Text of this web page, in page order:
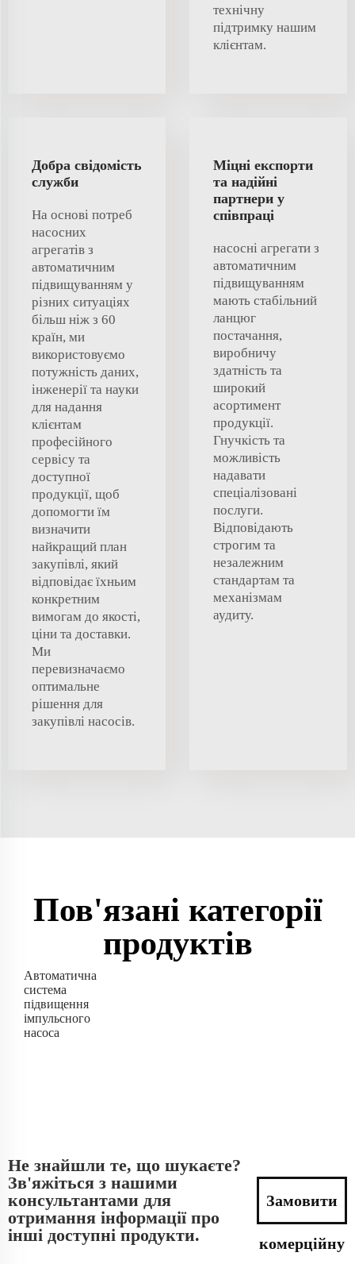
технічну
підтримку нашим
клієнтам.
Добра свідомість
служби
На основі потреб
насосних
агрегатів з
автоматичним
підвищуванням у
різних ситуаціях
більш ніж з 60
країн, ми
використовуємо
потужність даних,
інженерії та науки
для надання
клієнтам
професійного
сервісу та
доступної
продукції, щоб
допомогти їм
визначити
найкращий план
закупівлі, який
відповідає їхньим
конкретним
вимогам до якості,
ціни та доставки.
Ми
перевизначаємо
оптимальне
рішення для
закупівлі насосів.
Міцні експорти
та надійні
партнери у
співпраці
насосні агрегати з
автоматичним
підвищуванням
мають стабільний
ланцюг
постачання,
виробничу
здатність та
широкий
асортимент
продукції.
Гнучкість та
можливість
надавати
спеціалізовані
послуги.
Відповідають
строгим та
незалежним
стандартам та
механізмам
аудиту.
Пов'язані категорії
продуктів
Автоматична
система
підвищення
імпульсного
насоса
Не знайшли те, що шукаєте?
Зв'яжіться з нашими
консультантами для
отримання інформації про
інші доступні продукти.
Замовити
комерційну